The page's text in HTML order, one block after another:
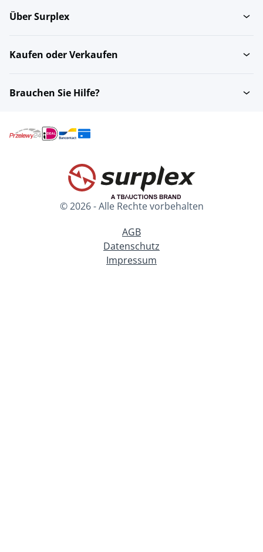
Über Surplex
Kaufen oder Verkaufen
Brauchen Sie Hilfe?
© 2026 - Alle Rechte vorbehalten
AGB
Datenschutz
Impressum